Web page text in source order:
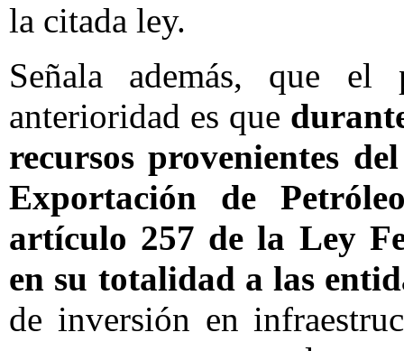
la citada ley.
Señala además, que
anterioridad es que
recursos provenientes
Exportación de
artículo 257 de la Ley
en su totalidad a las
de inversión en